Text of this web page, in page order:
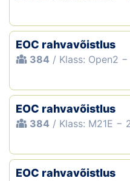
EOC rahvavõistlus
384 / Klass: Open2 −
EOC rahvavõistlus
384 / Klass: M21E −
EOC rahvavõistlus